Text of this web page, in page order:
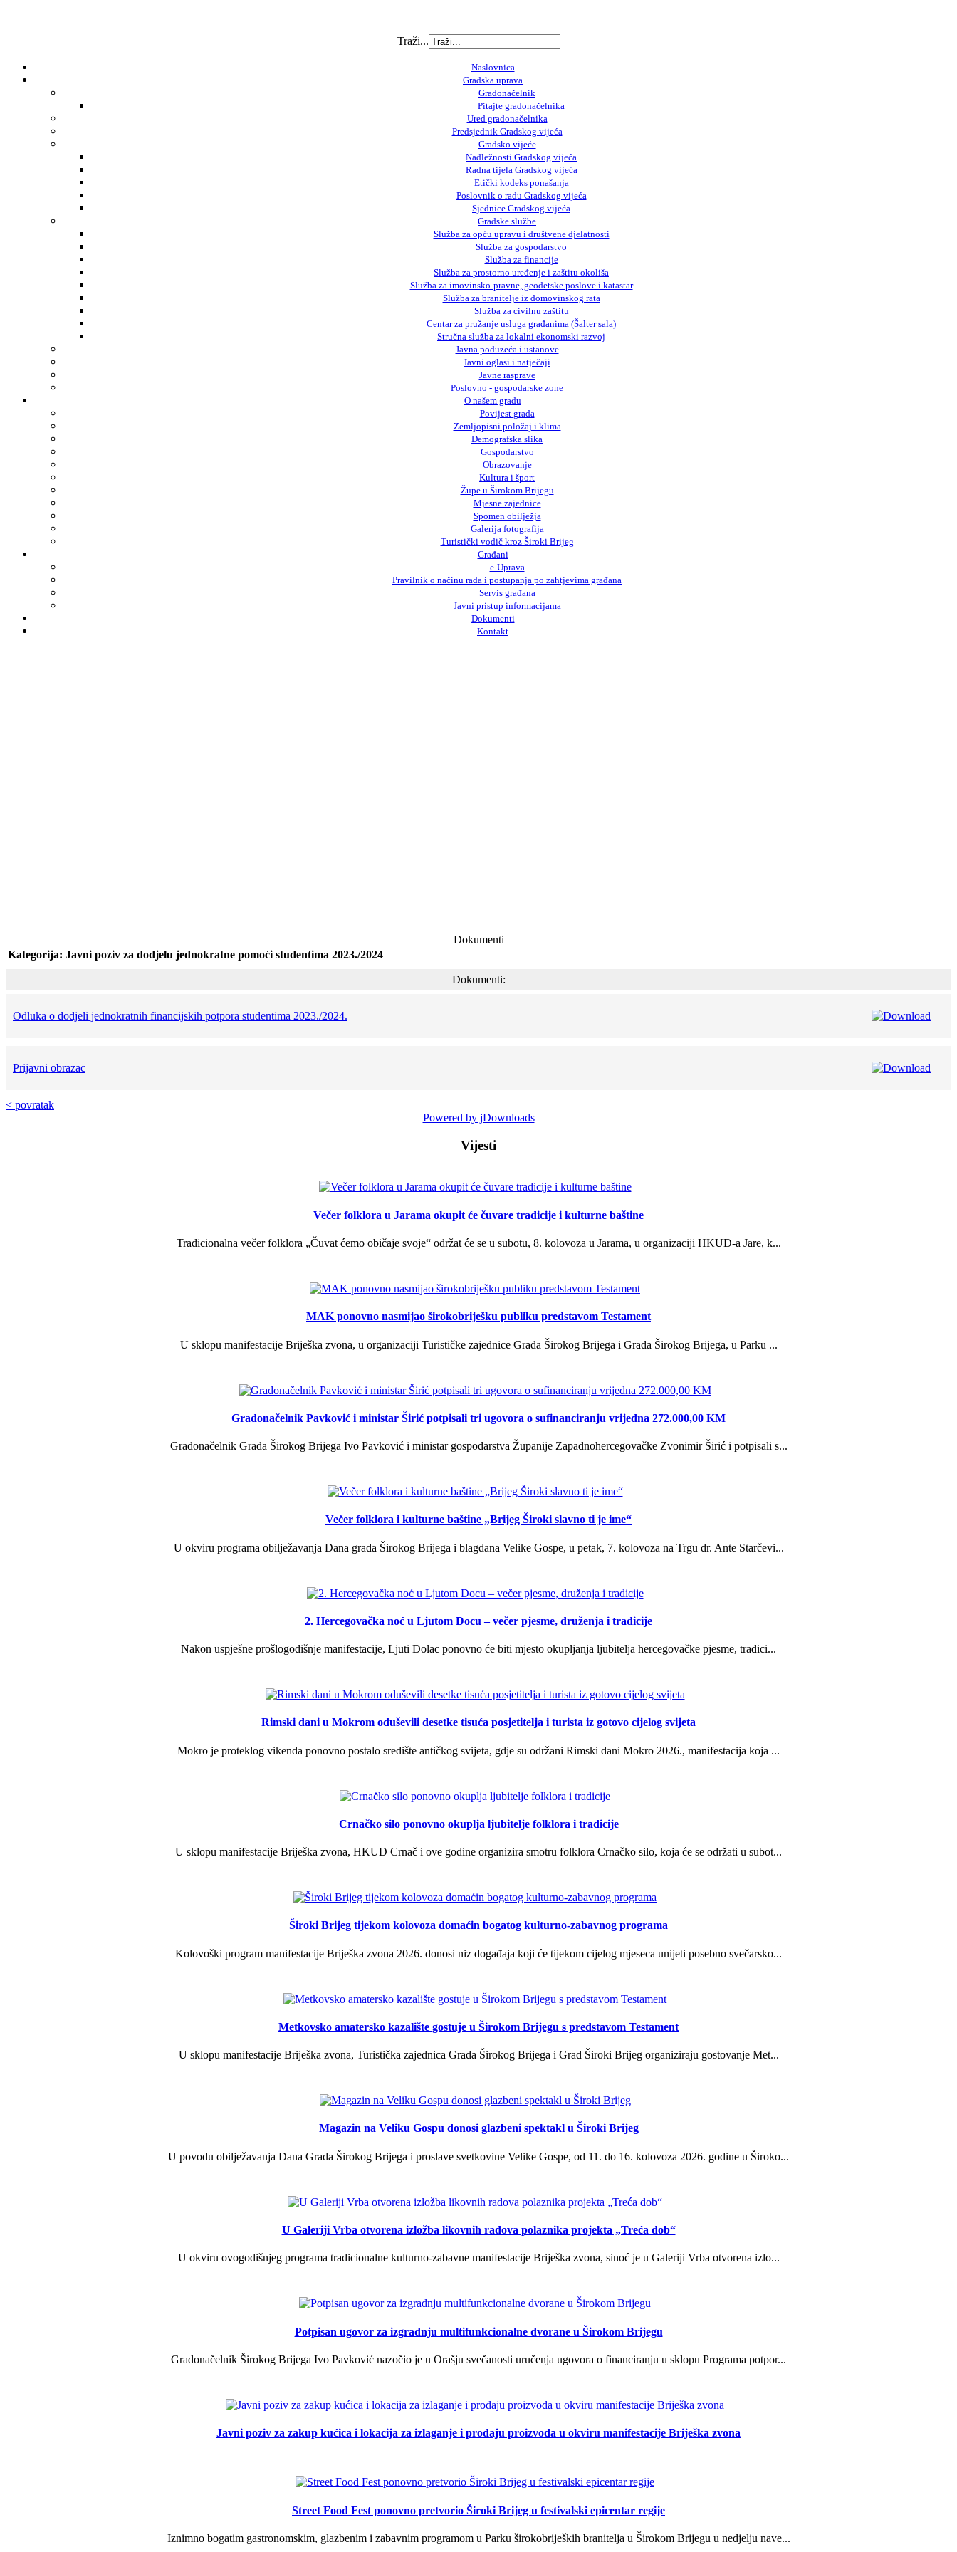
Traži...
Naslovnica
Gradska uprava
Gradonačelnik
Pitajte gradonačelnika
Ured gradonačelnika
Predsjednik Gradskog vijeća
Gradsko vijeće
Nadležnosti Gradskog vijeća
Radna tijela Gradskog vijeća
Etički kodeks ponašanja
Poslovnik o radu Gradskog vijeća
Sjednice Gradskog vijeća
Gradske službe
Služba za opću upravu i društvene djelatnosti
Služba za gospodarstvo
Služba za financije
Služba za prostorno uređenje i zaštitu okoliša
Služba za imovinsko-pravne, geodetske poslove i katastar
Služba za branitelje iz domovinskog rata
Služba za civilnu zaštitu
Centar za pružanje usluga građanima (Šalter sala)
Stručna služba za lokalni ekonomski razvoj
Javna poduzeća i ustanove
Javni oglasi i natječaji
Javne rasprave
Poslovno - gospodarske zone
O našem gradu
Povijest grada
Zemljopisni položaj i klima
Demografska slika
Gospodarstvo
Obrazovanje
Kultura i šport
Župe u Širokom Brijegu
Mjesne zajednice
Spomen obilježja
Galerija fotografija
Turistički vodič kroz Široki Brijeg
Građani
e-Uprava
Pravilnik o načinu rada i postupanja po zahtjevima građana
Servis građana
Javni pristup informacijama
Dokumenti
Kontakt
Dokumenti
Kategorija: Javni poziv za dodjelu jednokratne pomoći studentima 2023./2024
Dokumenti:
Odluka o dodjeli jednokratnih financijskih potpora studentima 2023./2024.
Prijavni obrazac
< povratak
Powered by jDownloads
Vijesti
Večer folklora u Jarama okupit će čuvare tradicije i kulturne baštine
Tradicionalna večer folklora „Čuvat ćemo običaje svoje“ održat će se u subotu, 8. kolovoza u Jarama, u organizaciji HKUD-a Jare, k...
MAK ponovno nasmijao širokobriješku publiku predstavom Testament
U sklopu manifestacije Briješka zvona, u organizaciji Turističke zajednice Grada Širokog Brijega i Grada Širokog Brijega, u Parku ...
Gradonačelnik Pavković i ministar Širić potpisali tri ugovora o sufinanciranju vrijedna 272.000,00 KM
Gradonačelnik Grada Širokog Brijega Ivo Pavković i ministar gospodarstva Županije Zapadnohercegovačke Zvonimir Širić i potpisali s...
Večer folklora i kulturne baštine „Brijeg Široki slavno ti je ime“
U okviru programa obilježavanja Dana grada Širokog Brijega i blagdana Velike Gospe, u petak, 7. kolovoza na Trgu dr. Ante Starčevi...
2. Hercegovačka noć u Ljutom Docu – večer pjesme, druženja i tradicije
Nakon uspješne prošlogodišnje manifestacije, Ljuti Dolac ponovno će biti mjesto okupljanja ljubitelja hercegovačke pjesme, tradici...
Rimski dani u Mokrom oduševili desetke tisuća posjetitelja i turista iz gotovo cijelog svijeta
Mokro je proteklog vikenda ponovno postalo središte antičkog svijeta, gdje su održani Rimski dani Mokro 2026., manifestacija koja ...
Crnačko silo ponovno okuplja ljubitelje folklora i tradicije
U sklopu manifestacije Briješka zvona, HKUD Crnač i ove godine organizira smotru folklora Crnačko silo, koja će se održati u subot...
Široki Brijeg tijekom kolovoza domaćin bogatog kulturno-zabavnog programa
Kolovoški program manifestacije Briješka zvona 2026. donosi niz događaja koji će tijekom cijelog mjeseca unijeti posebno svečarsko...
Metkovsko amatersko kazalište gostuje u Širokom Brijegu s predstavom Testament
U sklopu manifestacije Briješka zvona, Turistička zajednica Grada Širokog Brijega i Grad Široki Brijeg organiziraju gostovanje Met...
Magazin na Veliku Gospu donosi glazbeni spektakl u Široki Brijeg
U povodu obilježavanja Dana Grada Širokog Brijega i proslave svetkovine Velike Gospe, od 11. do 16. kolovoza 2026. godine u Široko...
U Galeriji Vrba otvorena izložba likovnih radova polaznika projekta „Treća dob“
U okviru ovogodišnjeg programa tradicionalne kulturno-zabavne manifestacije Briješka zvona, sinoć je u Galeriji Vrba otvorena izlo...
Potpisan ugovor za izgradnju multifunkcionalne dvorane u Širokom Brijegu
Gradonačelnik Širokog Brijega Ivo Pavković nazočio je u Orašju svečanosti uručenja ugovora o financiranju u sklopu Programa potpor...
Javni poziv za zakup kućica i lokacija za izlaganje i prodaju proizvoda u okviru manifestacije Briješka zvona
Street Food Fest ponovno pretvorio Široki Brijeg u festivalski epicentar regije
Iznimno bogatim gastronomskim, glazbenim i zabavnim programom u Parku širokobrijeških branitelja u Širokom Brijegu u nedjelju nave...